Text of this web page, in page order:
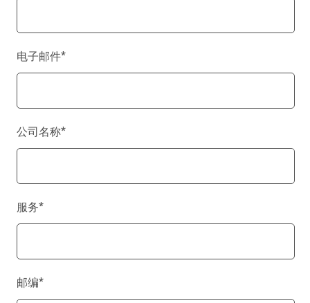
电子邮件*
公司名称*
服务*
邮编*